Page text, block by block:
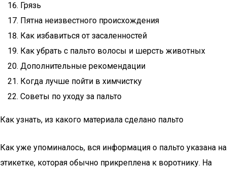
Грязь
Пятна неизвестного происхождения
Как избавиться от засаленностей
Как убрать с пальто волосы и шерсть животных
Дополнительные рекомендации
Когда лучше пойти в химчистку
Советы по уходу за пальто
Как узнать, из какого материала сделано пальто
Как уже упоминалось, вся информация о пальто указана на
этикетке, которая обычно прикреплена к воротнику. На